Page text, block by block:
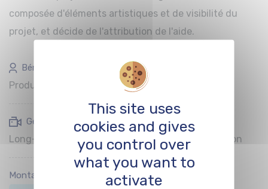
composée d'éléments artistiques et de visibilité du
projet, et décide de l'attribution de l'aide.
Bénéficiaire(s) :
Producteurs
Genre(s) soutenu(s) :
Long-métrage documentaire, Long-métrage fiction
Montant de l’aide :
This site uses
cookies and gives
you control over
what you want to
activate